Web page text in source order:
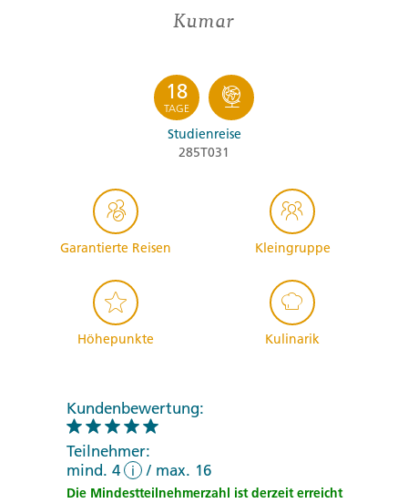
Kumar
18
TAGE
Studienreise
285T031
Garantierte Reisen Kleingruppe
Höhepunkte Kulinarik
Kundenbewertung:
Teilnehmer:
mind. 4
i / max. 16
Die Mindestteilnehmerzahl ist derzeit erreicht